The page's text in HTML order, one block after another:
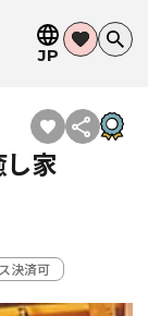
JP
家
決済可